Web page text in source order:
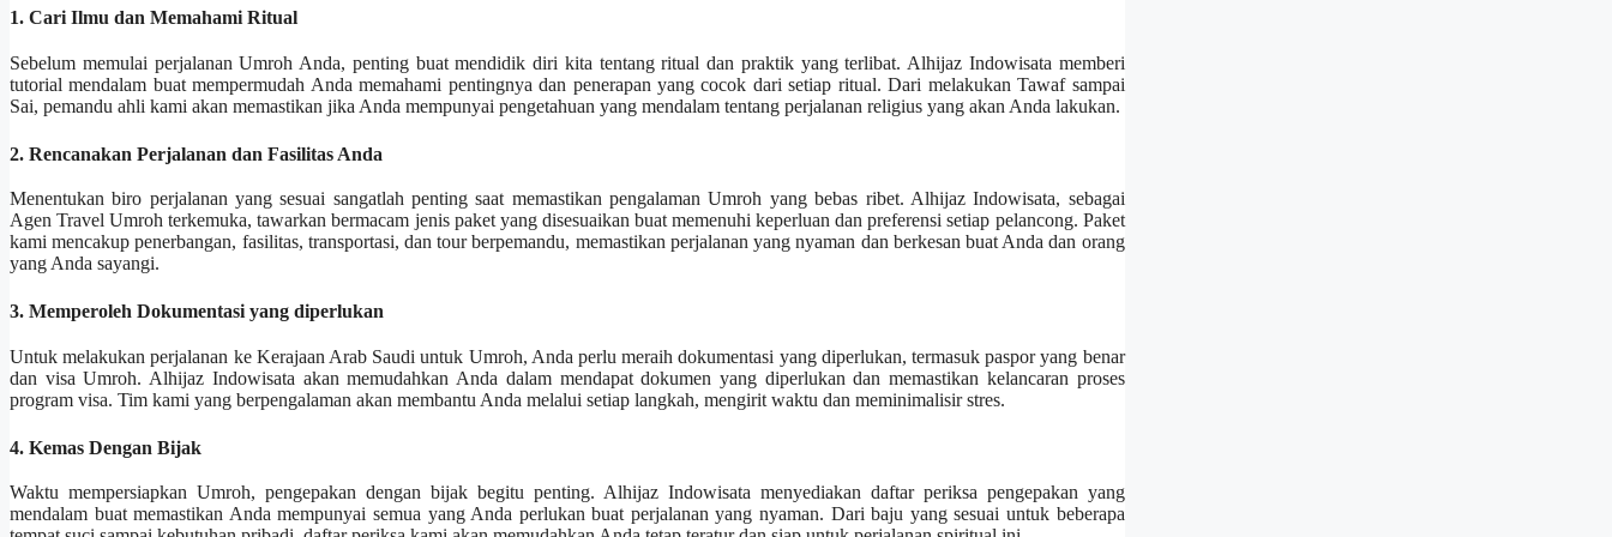
1. Cari Ilmu dan Memahami Ritual
Sebelum memulai perjalanan Umroh Anda, penting buat mendidik diri kita tentang ritual dan praktik yang terlibat. Alhijaz Indowisata memberi
tutorial mendalam buat mempermudah Anda memahami pentingnya dan penerapan yang cocok dari setiap ritual. Dari melakukan Tawaf sampai
Sai, pemandu ahli kami akan memastikan jika Anda mempunyai pengetahuan yang mendalam tentang perjalanan religius yang akan Anda lakukan.
2. Rencanakan Perjalanan dan Fasilitas Anda
Menentukan biro perjalanan yang sesuai sangatlah penting saat memastikan pengalaman Umroh yang bebas ribet. Alhijaz Indowisata, sebagai
Agen Travel Umroh terkemuka, tawarkan bermacam jenis paket yang disesuaikan buat memenuhi keperluan dan preferensi setiap pelancong. Paket
kami mencakup penerbangan, fasilitas, transportasi, dan tour berpemandu, memastikan perjalanan yang nyaman dan berkesan buat Anda dan orang
yang Anda sayangi.
3. Memperoleh Dokumentasi yang diperlukan
Untuk melakukan perjalanan ke Kerajaan Arab Saudi untuk Umroh, Anda perlu meraih dokumentasi yang diperlukan, termasuk paspor yang benar
dan visa Umroh. Alhijaz Indowisata akan memudahkan Anda dalam mendapat dokumen yang diperlukan dan memastikan kelancaran proses
program visa. Tim kami yang berpengalaman akan membantu Anda melalui setiap langkah, mengirit waktu dan meminimalisir stres.
4. Kemas Dengan Bijak
Waktu mempersiapkan Umroh, pengepakan dengan bijak begitu penting. Alhijaz Indowisata menyediakan daftar periksa pengepakan yang
mendalam buat memastikan Anda mempunyai semua yang Anda perlukan buat perjalanan yang nyaman. Dari baju yang sesuai untuk beberapa